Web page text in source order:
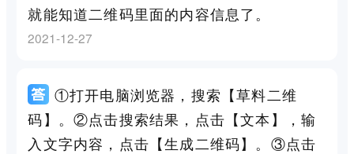
就能知道二维码里面的内容信息了。
2021-12-27
①打开电脑浏览器，搜索【草料二维
码】。②点击搜索结果，点击【文本】，输
入文字内容，点击【生成二维码】。③点击